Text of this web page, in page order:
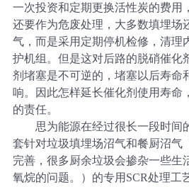
一次投资和定期更换活性炭的费用
还要作为危废处理，大多数填埋场
气，而是采用定期停机检修，清理
护机组。但是这对后路的脱硝催化
剂堵塞是不可逆的，堵塞以后寿命
响。因此怎样延长催化剂使用寿命
的责任。
思为能源在经过很长一段时间
套针对垃圾填埋场沼气和餐厨沼气
完善，很多厨余垃圾会掺杂一些生
氧烷的问题。）的专用 SCR处理工